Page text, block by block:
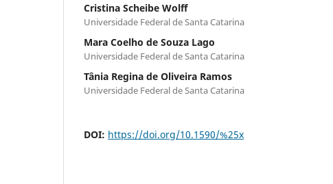
Cristina Scheibe Wolff
Universidade Federal de Santa Catarina
Mara Coelho de Souza Lago
Universidade Federal de Santa Catarina
Tânia Regina de Oliveira Ramos
Universidade Federal de Santa Catarina
DOI: https://doi.org/10.1590/%25x